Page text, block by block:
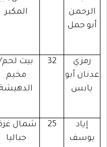
الرحمن
أبو جمل
المكبر
رمزي
عدنان أبو
يابس
32
بيت لحم/
مخيم
الدهيشة
إياد
يوسف
25
شمال غزة/
جباليا